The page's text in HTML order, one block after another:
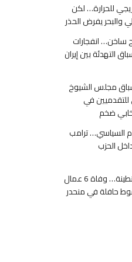
للحرارة… لكن
والبحر يفرض الحذر
انفجارات
التهدئة بين إيران
مجلس الشيوخ
في
ضخم
السياسي… ترامب
الحزب
مأساة مرورية في قسنطينة… وفاة 6 عمال